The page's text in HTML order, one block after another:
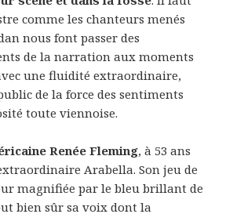
comme les chanteurs menés
nous font passer des
de la narration aux moments
une fluidité extraordinaire,
de la force des sentiments
toute viennoise.
Renée Fleming, à 53 ans
Arabella. Son jeu de
magnifiée par le bleu brillant de
bien sûr sa voix dont la